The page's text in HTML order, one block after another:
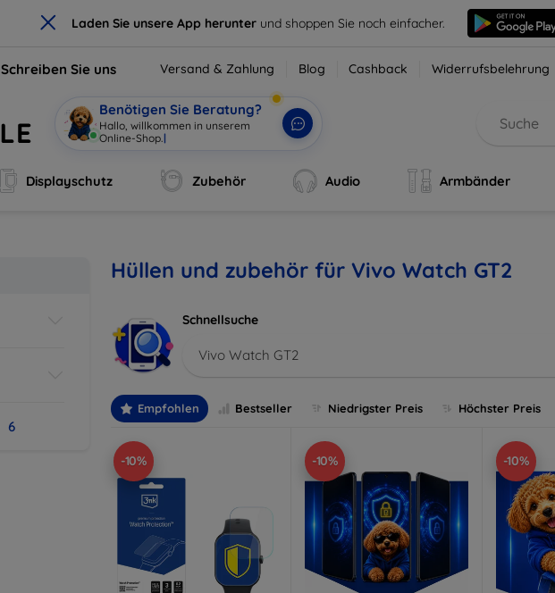
× Laden Sie unsere App herunter und shoppen Sie noch einfacher.
Schreiben Sie uns Versand & Zahlung Blog Cashback Widerrufsbelehrung
Benötigen Sie Beratung?
Hallo, willkommen in unserem
Online-Shop. |
Displayschutz Zubehör Audio Armbänder
6
Hüllen und zubehör für Vivo Watch GT2
Schnellsuche
Vivo Watch GT2
Empfohlen Bestseller Niedrigster Preis Höchster Preis
-10% -10% -10%